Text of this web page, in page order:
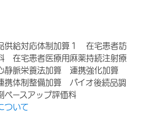
供給対応体制加算１ 在宅患者訪
在宅患者医療用麻薬持続注射療
静脈栄養法加算 連携強化加算
携体制整備加算 バイオ後続品調
ースアップ評価料
ついて